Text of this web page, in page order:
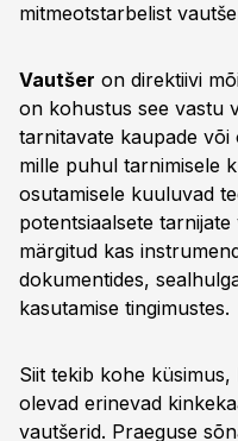
mitmeotstarbelist
Vautšer on direktiivi
on kohustus see vastu
tarnitavate kaupade või
mille puhul tarnimisele
osutamisele kuuluvad
potentsiaalsete
märgitud kas
dokumentides,
kasutamise tingimustes.
Siit tekib kohe
olevad erinevad
vautšerid. Praeguse